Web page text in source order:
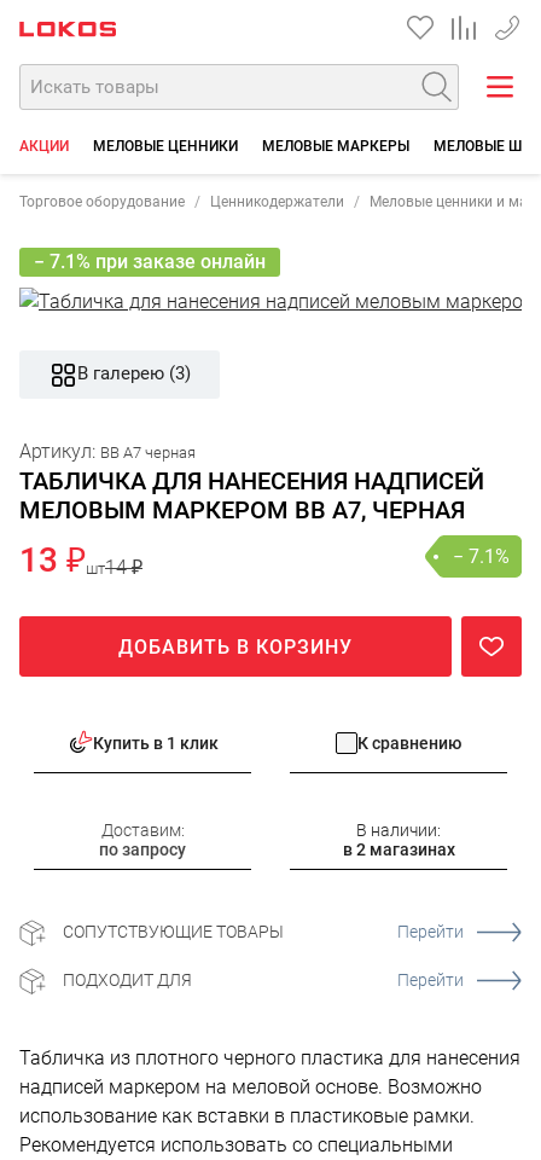
+7
АКЦИИ МЕЛОВЫЕ ЦЕННИКИ МЕЛОВЫЕ МАРКЕРЫ МЕЛОВЫЕ
Торговое оборудование Ценникодержатели Меловые ценники и
− 7.1% при заказе онлайн
В галерею (3)
Артикул: BB A7 черная
ТАБЛИЧКА ДЛЯ НАНЕСЕНИЯ НАДПИСЕЙ
МЕЛОВЫМ МАРКЕРОМ BB A7, ЧЕРНАЯ
13 ₽шт14 ₽ − 7.1%
ДОБАВИТЬ В КОРЗИНУ
Купить в 1 клик К сравнению
Доставим:
по запросу
В наличии:
в 2 магазинах
СОПУТСТВУЮЩИЕ ТОВАРЫ Перейти
ПОДХОДИТ ДЛЯ Перейти
Табличка из плотного черного пластика для нанесения
надписей маркером на меловой основе. Возможно
использование как вставки в пластиковые рамки.
Рекомендуется использовать со специальными